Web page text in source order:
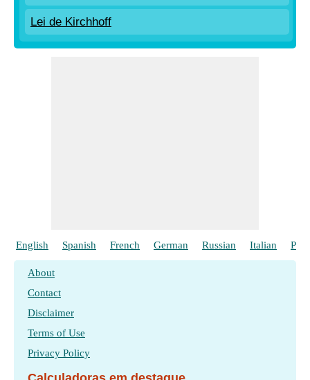
Lei de Kirchhoff
English Spanish French German Russian Italian
About
Contact
Disclaimer
Terms of Use
Privacy Policy